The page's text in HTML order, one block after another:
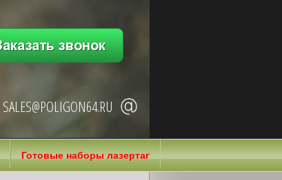
SALES@POLIGON64.RU
Готовые наборы лазертаг